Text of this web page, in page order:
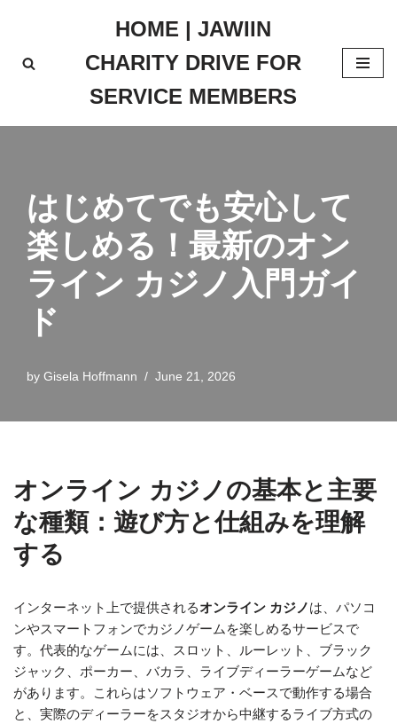
to
HOME | JAWIIN
CHARITY DRIVE FOR
SERVICE MEMBERS
はじめてでも安心して
楽しめる！最新のオン
ライン カジノ入門ガイ
ド
by Gisela Hoffmann June 21, 2026
オンライン カジノの基本と主要
な種類：遊び方と仕組みを理解
する
インターネット上で提供されるオンライン カジノは、パソコ
ンやスマートフォンでカジノゲームを楽しめるサービスで
す。代表的なゲームには、スロット、ルーレット、ブラック
ジャック、ポーカー、バカラ、ライブディーラーゲームなど
があります。これらはソフトウェア・ベースで動作する場合
と、実際のディーラーをスタジオから中継するライブ方式の